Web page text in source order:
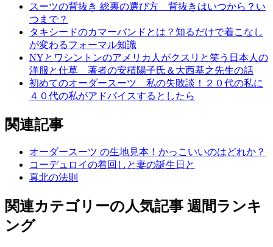
スーツの背抜き 総裏の選び方 背抜きはいつから？い
つまで？
タキシードのカマーバンドとは？知るだけで着こなし
が変わるフォーマル知識
NYとワシントンのアメリカ人がクスリと笑う日本人の
洋服と仕草 著者の安積陽子氏＆大西基之先生の話
初めてのオーダースーツ 私の失敗談！２０代の私に
４０代の私がアドバイスするとしたら
関連記事
オーダースーツ の生地見本！かっこいいのはどれか？
コーデュロイの着回しと妻の誕生日と
真北の法則
関連カテゴリーの人気記事 週間ランキ
ング